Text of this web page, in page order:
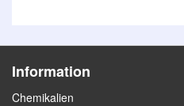
Information
Chemikalien